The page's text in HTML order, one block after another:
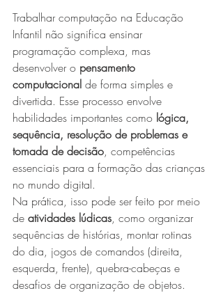
Trabalhar computação na Educação
Infantil não significa ensinar
programação complexa, mas
desenvolver o pensamento
computacional de forma simples e
divertida. Esse processo envolve
habilidades importantes como lógica,
sequência, resolução de problemas e
tomada de decisão, competências
essenciais para a formação das crianças
no mundo digital.
Na prática, isso pode ser feito por meio
de atividades lúdicas, como organizar
sequências de histórias, montar rotinas
do dia, jogos de comandos (direita,
esquerda, frente), quebra-cabeças e
desafios de organização de objetos.